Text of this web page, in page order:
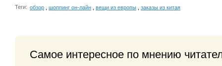
Теги: обзор шоппинг он-лайн вещи из европы заказы из китая
Самое интересное по мнению